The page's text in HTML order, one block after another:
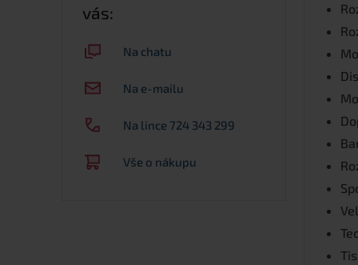
vás:
Na chatu
Na e-mailu
Na lince 724 343 299
Vše o nákupu